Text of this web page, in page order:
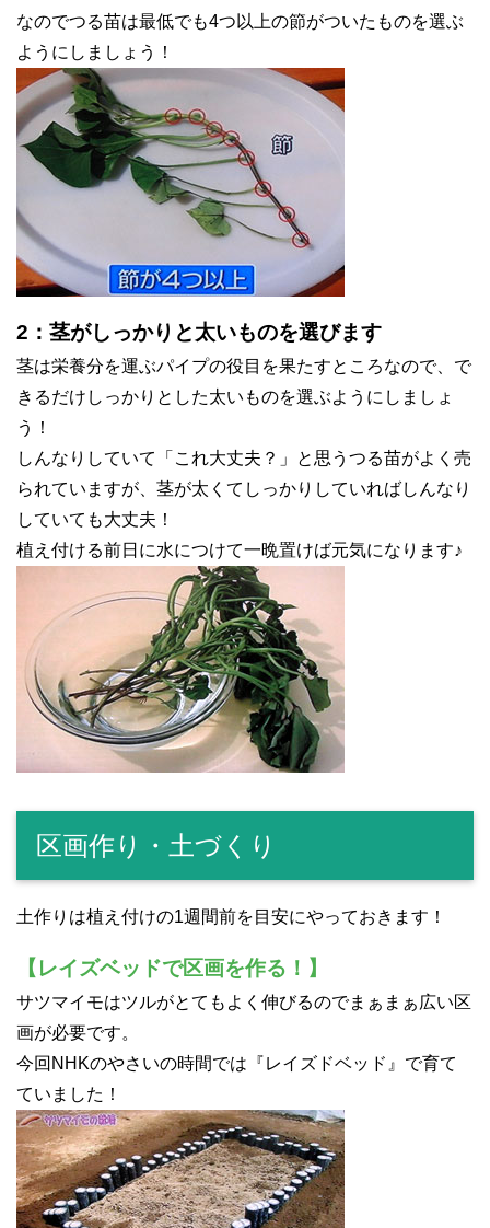
なのでつる苗は最低でも4つ以上の節がついたものを選ぶ
ようにしましょう！
2：茎がしっかりと太いものを選びます
茎は栄養分を運ぶパイプの役目を果たすところなので、で
きるだけしっかりとした太いものを選ぶようにしましょ
う！
しんなりしていて「これ大丈夫？」と思うつる苗がよく売
られていますが、茎が太くてしっかりしていればしんなり
していても大丈夫！
植え付ける前日に水につけて一晩置けば元気になります♪
区画作り・土づくり
土作りは植え付けの1週間前を目安にやっておきます！
【レイズベッドで区画を作る！】
サツマイモはツルがとてもよく伸びるのでまぁまぁ広い区
画が必要です。
今回NHKのやさいの時間では『レイズドベッド』で育て
ていました！